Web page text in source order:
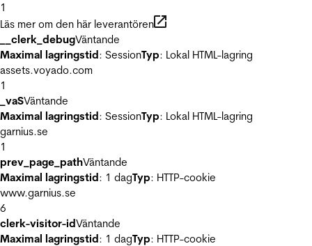
1
Läs mer om den här leverantören
__clerk_debugVäntande
Maximal lagringstid: SessionTyp: Lokal HTML-lagring
assets.voyado.com
1
_vaSVäntande
Maximal lagringstid: SessionTyp: Lokal HTML-lagring
garnius.se
1
prev_page_pathVäntande
Maximal lagringstid: 1 dagTyp: HTTP-cookie
www.garnius.se
6
clerk-visitor-idVäntande
Maximal lagringstid: 1 dagTyp: HTTP-cookie